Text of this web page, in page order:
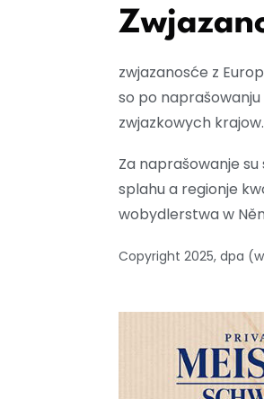
zwjazanosće z
so po
zwjazkowych krajow.
Za naprašowanje su
splahu a regionje
wobydlerstwa w
Copyright 2025, dpa